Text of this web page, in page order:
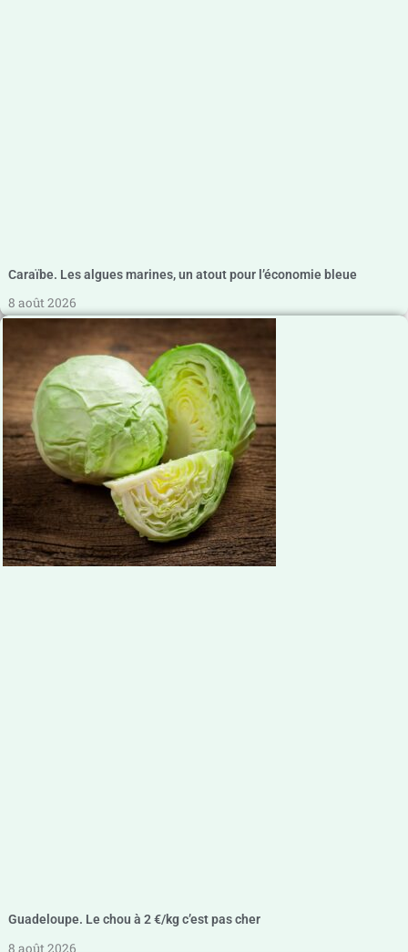
Caraïbe. Les algues marines, un atout pour l’économie bleue
8 août 2026
Guadeloupe. Le chou à 2 €/kg c’est pas cher
8 août 2026